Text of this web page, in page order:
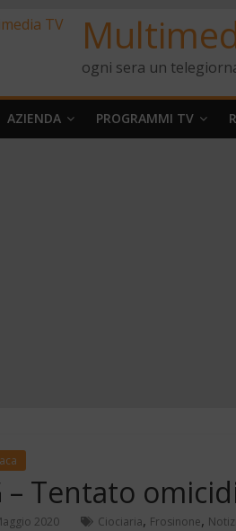
ogni sera un
AZIENDA PROGRAMMI TV
– Tentato
2020 Ciociaria, Frosinone,